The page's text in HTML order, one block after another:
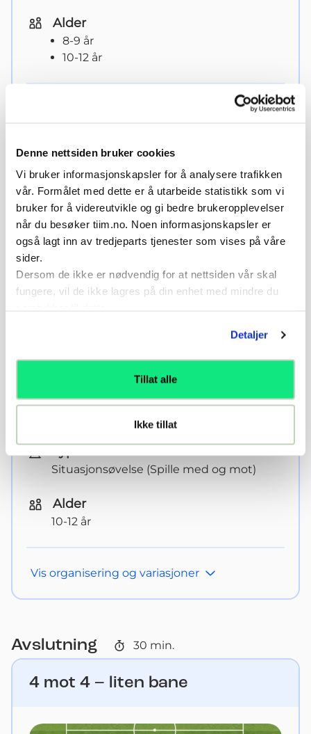
Denne nettsiden bruker cookies
Vi bruker informasjonskapsler for å analysere trafikken
vår. Formålet med dette er å utarbeide statistikk som vi
bruker for å videreutvikle og gi bedre brukeropplevelser
når du besøker tiim.no. Noen informasjonskapsler er
også lagt inn av tredjeparts tjenester som vises på våre
sider.
Dersom de ikke er nødvendig for at nettsiden vår skal
fungere, vil de ikke lagres på din enhet med mindre du
Detaljer
Tillat alle
Ikke tillat
Alder
8-9 år
10-12 år
Frankrike-øvelsen
Tema
Komme til avslutning – score mål
Situasjonsøvelse (Spille med og mot)
Alder
10-12 år
Vis organisering og variasjoner
Avslutning 30 min.
4 mot 4 – liten bane